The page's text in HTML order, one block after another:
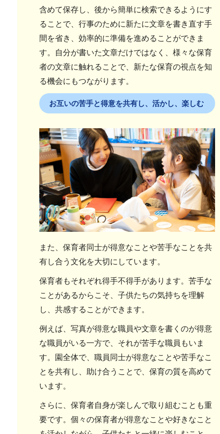
含めて保存し、後から簡単に検索できるようにす
ることで、行事のために新たに文章を書き直す手
間を省き、効率的に準備を進めることができま
す。自分が書いた文章だけではなく、様々な保育
者の文章に触れることで、新たな保育の視点を知
る機会にもつながります。
お互いの苦手と得意を共有し、活かし、楽しむ
また、保育者同士が得意なことや苦手なことを共
有し合う文化を大切にしています。
保育者もそれぞれ得手不得手があります。苦手な
ことがあるからこそ、子供たちの気持ちを理解
し、共感することができます。
例えば、写真が得意な職員や文章を書くのが得意
な職員がいる一方で、それが苦手な職員もいま
す。園全体で、職員同士が得意なことや苦手なこ
とを共有し、助け合うことで、保育の質を高めて
います。
さらに、保育者自身が楽しんで取り組むことも重
要です。個々の保育者が得意なことや好きなこと